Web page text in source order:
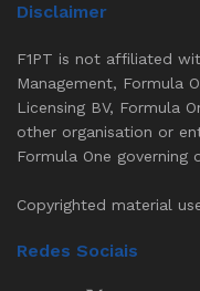
Disclaimer
F1PT is not affiliated
Management, Formula
Licensing BV, Formula
other organisation or
Formula One governing
Copyrighted material
Redes Sociais